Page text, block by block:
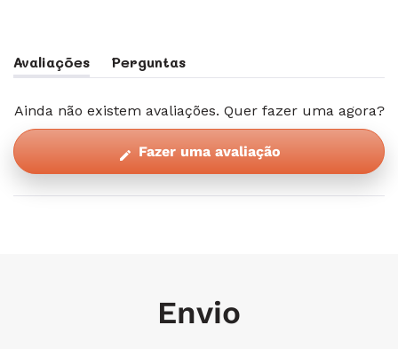
Avaliações
(separador
Perguntas
(separador
Ainda não existem avaliações. Quer fazer uma agora?
Fazer uma avaliação(Abre
numa
nova
Envio